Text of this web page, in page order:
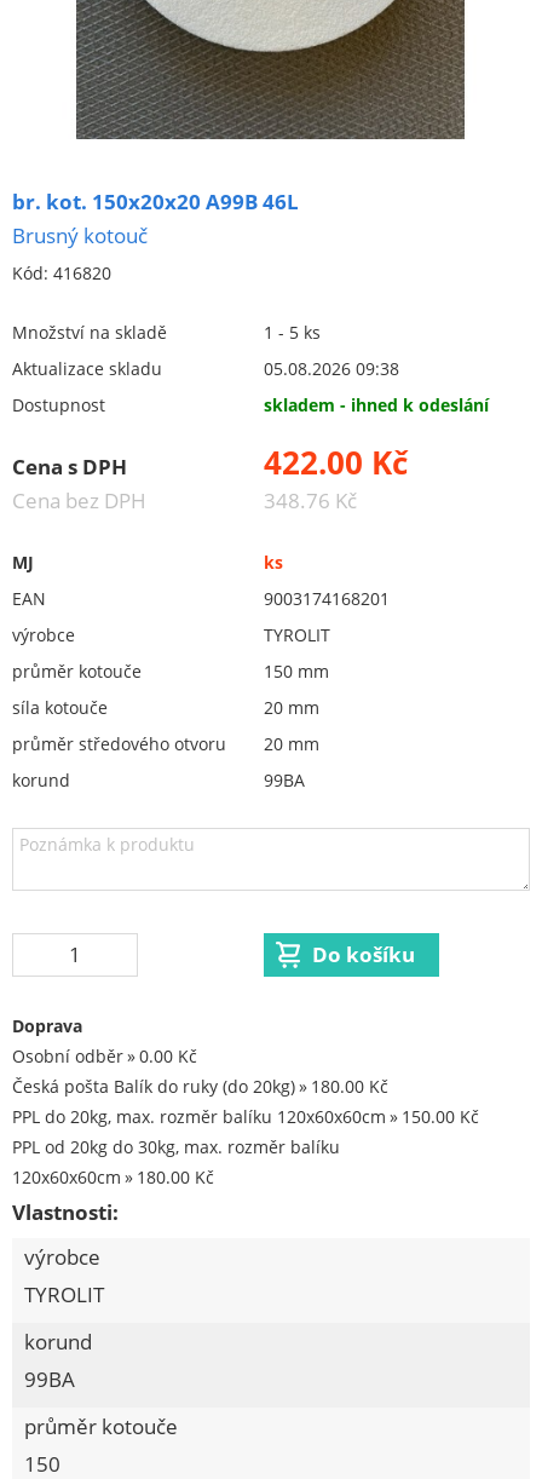
průměr do (včetně) 100 mm
průměr od 100 mm do (včetně) 150 mm
96A - hnědý korund (šedý)
99BA - bílý korund
99A - bílý korund barvený červeně (cihlový)
speciální
průměr od 150 mm do (včetně) 200 mm
průměr od 200 mm do (včetně) 350 mm
průměr od 350 mm do (včetně) 500 mm
Keramické kotouče - tvarové
brousící segmenty, kameny, pilníky
Orovnávací kotouče, orovnávače
ostření nožů
Redukční vložky pro keramické kotouče
Flex. kotouče
Brusivo na podložce
Leštění
Diamantové kotouče a oživovací kameny
Spojovací materiál - sklad Louny
Spojovací materiál Hašpl
Stavební chemie DenBraven
Dedra nářadí
Železářství a domácí potřeby
Procraft
Kubis
Prodejna LOUNY - nezařazené
Pracovní oděvy
br. kot. 150x20x20 A99B 46L
Brusný kotouč
Kód: 416820
Množství na skladě
1 - 5 ks
Aktualizace skladu
05.08.2026 09:38
Dostupnost
skladem - ihned k odeslání
Cena s DPH 422.00 Kč
Cena bez DPH 348.76 Kč
MJ
ks
EAN
9003174168201
výrobce
TYROLIT
průměr kotouče
150 mm
síla kotouče
20 mm
průměr středového otvoru
20 mm
korund
99BA
Doprava
Osobní odběr
0.00 Kč
Česká pošta Balík do ruky (do 20kg)
180.00 Kč
PPL do 20kg, max. rozměr balíku 120x60x60cm
150.00 Kč
PPL od 20kg do 30kg, max. rozměr balíku
120x60x60cm
180.00 Kč
Vlastnosti:
výrobce
TYROLIT
korund
99BA
průměr kotouče
150